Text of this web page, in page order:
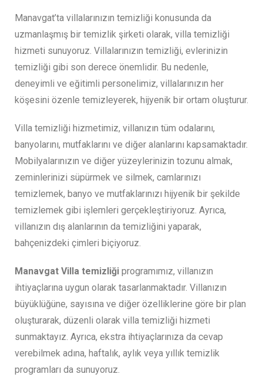
Manavgat’ta villalarınızın temizliği konusunda da
uzmanlaşmış bir temizlik şirketi olarak, villa temizliği
hizmeti sunuyoruz. Villalarınızın temizliği, evlerinizin
temizliği gibi son derece önemlidir. Bu nedenle,
deneyimli ve eğitimli personelimiz, villalarınızın her
köşesini özenle temizleyerek, hijyenik bir ortam oluşturur.
Villa temizliği hizmetimiz, villanızın tüm odalarını,
banyolarını, mutfaklarını ve diğer alanlarını kapsamaktadır.
Mobilyalarınızın ve diğer yüzeylerinizin tozunu almak,
zeminlerinizi süpürmek ve silmek, camlarınızı
temizlemek, banyo ve mutfaklarınızı hijyenik bir şekilde
temizlemek gibi işlemleri gerçekleştiriyoruz. Ayrıca,
villanızın dış alanlarının da temizliğini yaparak,
bahçenizdeki çimleri biçiyoruz.
Manavgat Villa temizliği programımız, villanızın
ihtiyaçlarına uygun olarak tasarlanmaktadır. Villanızın
büyüklüğüne, sayısına ve diğer özelliklerine göre bir plan
oluşturarak, düzenli olarak villa temizliği hizmeti
sunmaktayız. Ayrıca, ekstra ihtiyaçlarınıza da cevap
verebilmek adına, haftalık, aylık veya yıllık temizlik
programları da sunuyoruz.